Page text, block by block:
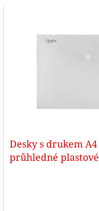
Desky s drukem
průhledné